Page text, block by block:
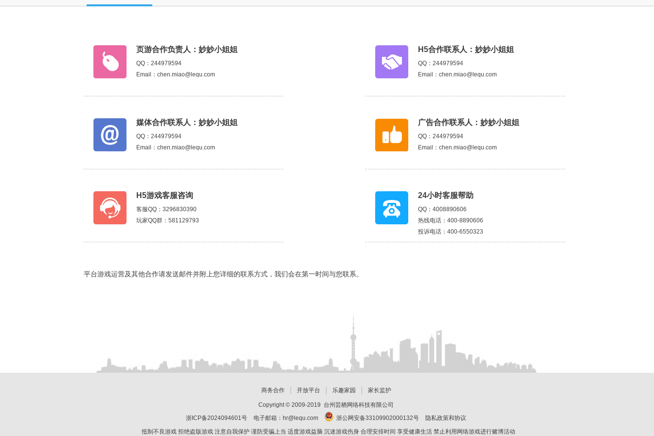
页游合作负责人：妙妙小姐姐
QQ：244979594
Email：chen.miao@lequ.com
H5合作联系人：妙妙小姐姐
QQ：244979594
Email：chen.miao@lequ.com
媒体合作联系人：妙妙小姐姐
QQ：244979594
Email：chen.miao@lequ.com
广告合作联系人：妙妙小姐姐
QQ：244979594
Email：chen.miao@lequ.com
H5游戏客服咨询
客服QQ：3296830390
玩家QQ群：581129793
24小时客服帮助
QQ：4008890606
热线电话：400-8890606
投诉电话：400-6550323
平台游戏运营及其他合作请发送邮件并附上您详细的联系方式，我们会在第一时间与您联系。
商务合作 开放平台 乐趣家园 家长监护
Copyright © 2009-2019 台州芸栖网络科技有限公司
浙ICP备2024094601号
电子邮箱：hr@lequ.com 浙公网安备33109902000132号
隐私政策和协议
抵制不良游戏 拒绝盗版游戏 注意自我保护 谨防受骗上当 适度游戏益脑 沉迷游戏伤身 合理安排时间 享受健康生活 禁止利用网络游戏进行赌博活动